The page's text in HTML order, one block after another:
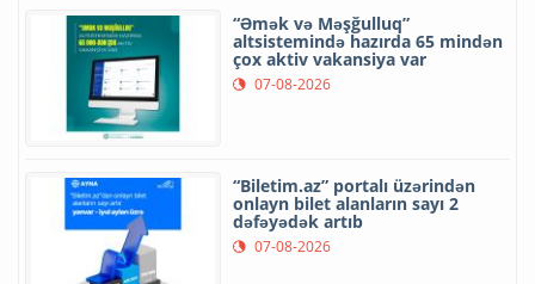
“Əmək və Məşğulluq”
altsistemində hazırda 65 mindən
çox aktiv vakansiya var
07-08-2026
“Biletim.az” portalı üzərindən
onlayn bilet alanların sayı 2
dəfəyədək artıb
07-08-2026